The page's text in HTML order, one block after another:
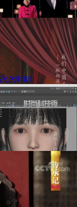
的时刻